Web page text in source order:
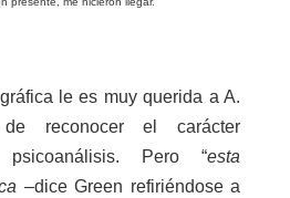
le es muy querida a A.
reconocer el carácter
psicoanálisis. Pero “esta
–dice Green refiriéndose a